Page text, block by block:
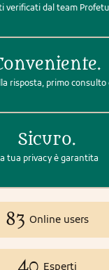
verificati dal team
risposta, primo
Sicuro.
tua privacy è garantita
83 Online users
Esperti